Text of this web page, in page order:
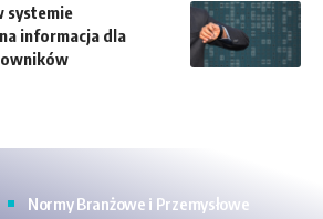
systemie
informacja dla
Normy Branżowe i Przemysłowe